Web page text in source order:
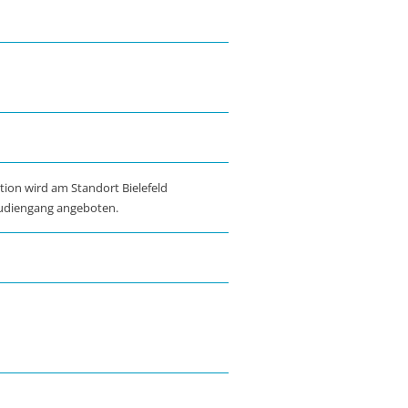
wird am Standort Bielefeld
angeboten.